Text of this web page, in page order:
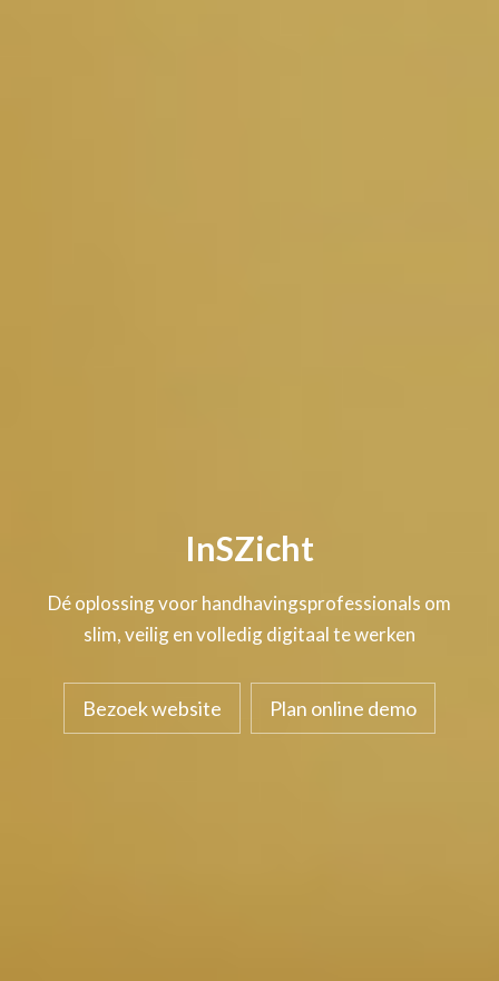
InSZicht
Dé oplossing voor handhavingsprofessionals om
slim, veilig en volledig digitaal te werken
Bezoek website Plan online demo